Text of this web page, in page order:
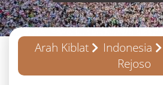
Arah Kiblat Indonesia
Rejoso